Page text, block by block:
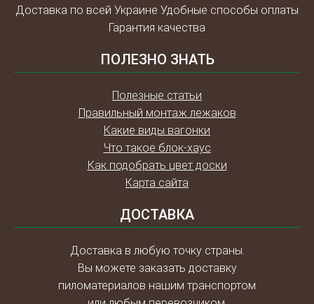
Доставка по всей Украине Удобные способы оплаты
Гарантия качества
ПОЛЕЗНО ЗНАТЬ
Полезные статьи
Правильный монтаж лежаков
Какие виды вагонки
Что такое блок-хаус
Как подобрать цвет доски
Карта сайта
ДОСТАВКА
Доставка в любую точку страны.
Вы можете заказать доставку
пиломатериалов нашим транспортом